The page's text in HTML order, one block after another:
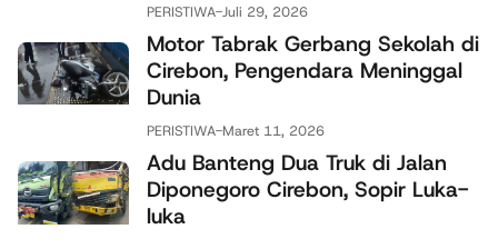
PERISTIWA-Juli 29, 2026
Motor Tabrak Gerbang Sekolah di
Cirebon, Pengendara Meninggal
Dunia
PERISTIWA-Maret 11, 2026
Adu Banteng Dua Truk di Jalan
Diponegoro Cirebon, Sopir Luka-
luka